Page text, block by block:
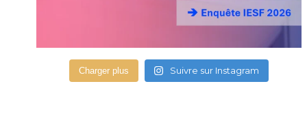
Charger plus Suivre sur Instagram